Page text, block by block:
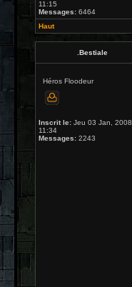
11:15
Messages: 6464
Haut
.Bestiale
Héros Floodeur
Inscrit le: Jeu 03 Jan, 2008
11:34
Messages: 2243